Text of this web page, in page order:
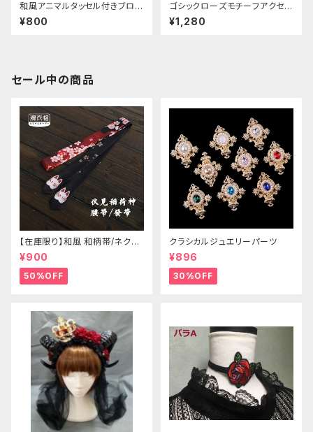
和風アニマルタッセル付きブロー
チ
¥800
ゴシックローズモチーフアクセサ
リー
¥1,280
セール中の商品
【在庫限り】和風 和柄帯/ネクタ
イ/リボン（狐面/金魚
¥900
50%OFF
クラシカルジュエリーパーツ
¥896
30%OFF